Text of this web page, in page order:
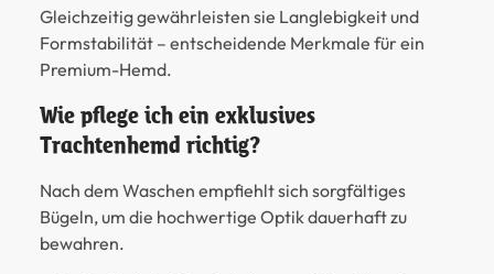
Gleichzeitig gewährleisten sie Langlebigkeit und
Formstabilität – entscheidende Merkmale für ein
Premium-Hemd.
Wie pflege ich ein exklusives
Trachtenhemd richtig?
Nach dem Waschen empfiehlt sich sorgfältiges
Bügeln, um die hochwertige Optik dauerhaft zu
bewahren.